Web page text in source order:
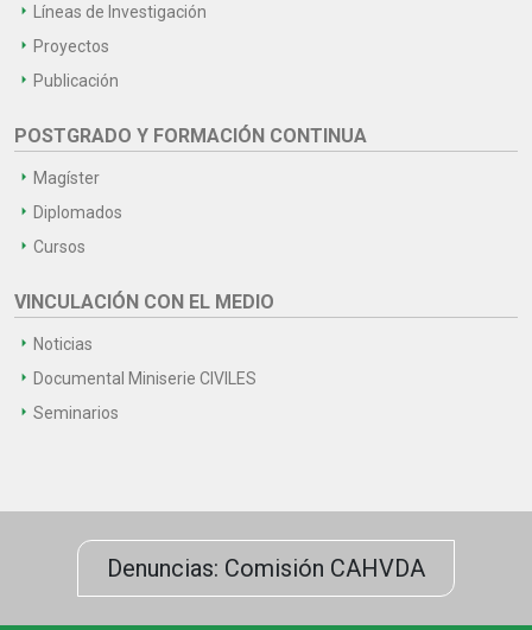
Líneas de Investigación
Proyectos
Publicación
POSTGRADO Y FORMACIÓN CONTINUA
Magíster
Diplomados
Cursos
VINCULACIÓN CON EL MEDIO
Noticias
Documental Miniserie CIVILES
Seminarios
Denuncias: Comisión CAHVDA